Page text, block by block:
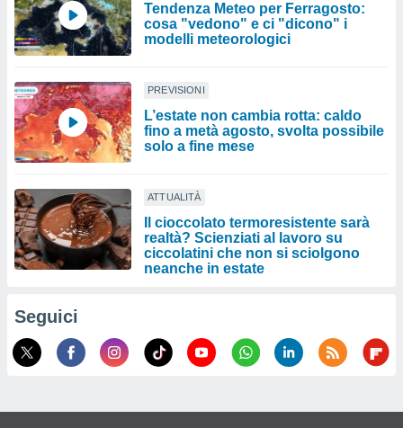
Tendenza Meteo per Ferragosto:
cosa "vedono" e ci "dicono" i
modelli meteorologici
PREVISIONI
L’estate non cambia rotta: caldo
fino a metà agosto, svolta possibile
solo a fine mese
ATTUALITÀ
Il cioccolato termoresistente sarà
realtà? Scienziati al lavoro su
ciccolatini che non si sciolgono
neanche in estate
Seguici